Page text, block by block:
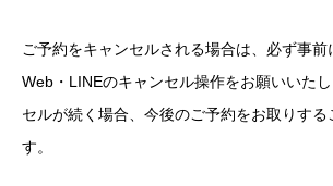
ご予約をキャンセルされる場合は、必ず事前
Web・LINEのキャンセル操作をお願いいた
セルが続く場合、今後のご予約をお取りする
す。